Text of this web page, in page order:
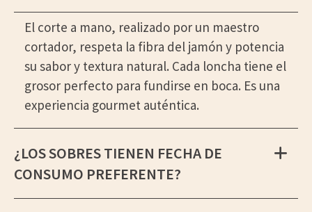
El corte a mano, realizado por un maestro
cortador, respeta la fibra del jamón y potencia
su sabor y textura natural. Cada loncha tiene el
grosor perfecto para fundirse en boca. Es una
experiencia gourmet auténtica.
¿LOS SOBRES TIENEN FECHA DE
CONSUMO PREFERENTE?